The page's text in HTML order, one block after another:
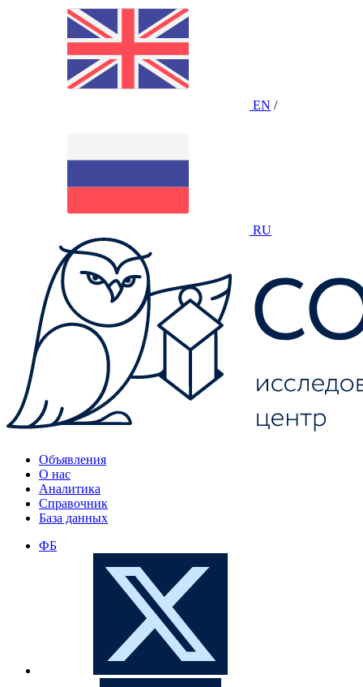
EN /
RU
Объявления
О нас
Аналитика
Справочник
База данных
ФБ